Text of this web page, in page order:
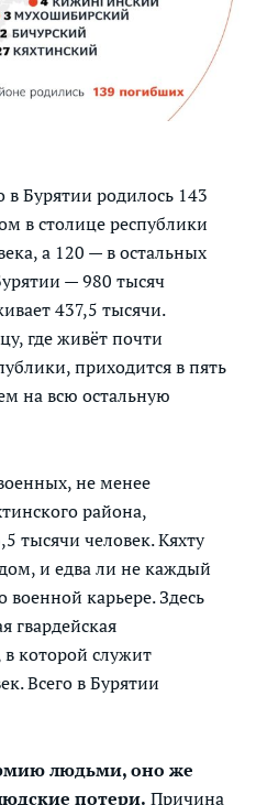
в Бурятии родилось 143
в столице республики
а 120 — в остальных
— 980 тысяч
437,5 тысячи.
где живёт почти
приходится в пять
на всю остальную
не менее
района,
тысячи человек. Кяхту
и едва ли не каждый
военной карьере. Здесь
гвардейская
в которой служит
Всего в Бурятии
людьми, оно же
потери. Причина